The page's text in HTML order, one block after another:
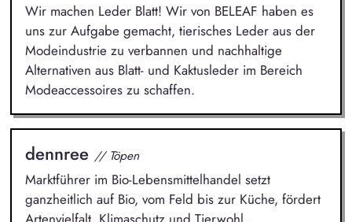
Wir machen Leder Blatt! Wir von BELEAF haben es
uns zur Aufgabe gemacht, tierisches Leder aus der
Modeindustrie zu verbannen und nachhaltige
Alternativen aus Blatt- und Kaktusleder im Bereich
Modeaccessoires zu schaffen.
dennree // Töpen
Marktführer im Bio-Lebensmittelhandel setzt
ganzheitlich auf Bio, vom Feld bis zur Küche, fördert